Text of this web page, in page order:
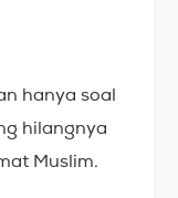
hanya soal
hilangnya
Muslim.